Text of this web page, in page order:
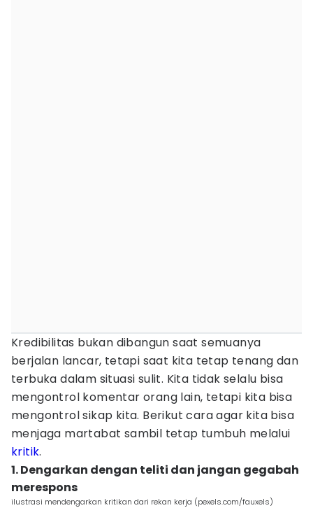
Kredibilitas bukan dibangun saat semuanya
berjalan lancar, tetapi saat kita tetap tenang dan
terbuka dalam situasi sulit. Kita tidak selalu bisa
mengontrol komentar orang lain, tetapi kita bisa
mengontrol sikap kita. Berikut cara agar kita bisa
menjaga martabat sambil tetap tumbuh melalui
kritik.
1. Dengarkan dengan teliti dan jangan gegabah
merespons
ilustrasi mendengarkan kritikan dari rekan kerja (pexels.com/fauxels)